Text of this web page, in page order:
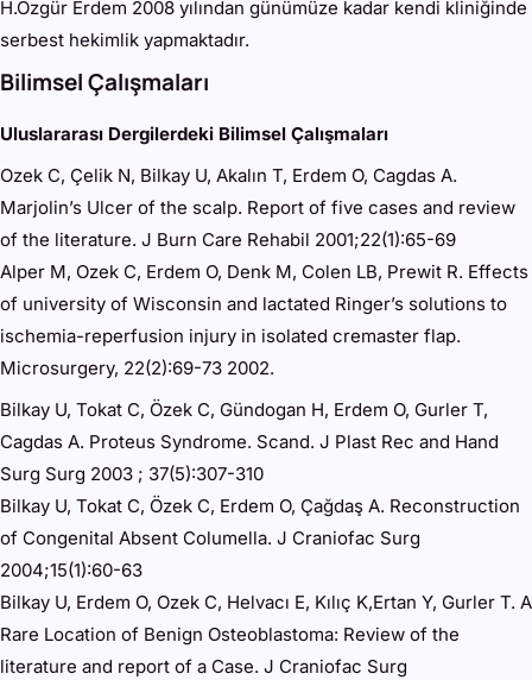
H.Özgür Erdem 2008 yılından günümüze kadar kendi kliniğinde
serbest hekimlik yapmaktadır.
Bilimsel Çalışmaları
Uluslararası Dergilerdeki Bilimsel Çalışmaları
Ozek C, Çelik N, Bilkay U, Akalın T, Erdem O, Cagdas A.
Marjolin’s Ulcer of the scalp. Report of five cases and review
of the literature. J Burn Care Rehabil 2001;22(1):65-69
Alper M, Ozek C, Erdem O, Denk M, Colen LB, Prewit R. Effects
of university of Wisconsin and lactated Ringer’s solutions to
ischemia-reperfusion injury in isolated cremaster flap.
Microsurgery, 22(2):69-73 2002.
Bilkay U, Tokat C, Özek C, Gündogan H, Erdem O, Gurler T,
Cagdas A. Proteus Syndrome. Scand. J Plast Rec and Hand
Surg Surg 2003 ; 37(5):307-310
Bilkay U, Tokat C, Özek C, Erdem O, Çağdaş A. Reconstruction
of Congenital Absent Columella. J Craniofac Surg
2004;15(1):60-63
Bilkay U, Erdem O, Ozek C, Helvacı E, Kılıç K,Ertan Y, Gurler T. A
Rare Location of Benign Osteoblastoma: Review of the
literature and report of a Case. J Craniofac Surg